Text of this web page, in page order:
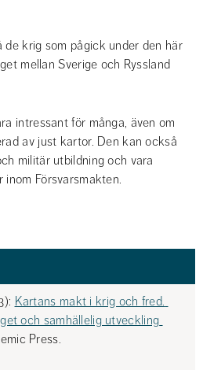
de krig som pågick under den här
mellan Sverige och Ryssland
intressant för många, även om
av just kartor. Den kan också
militär utbildning och vara
Försvarsmakten.
Kartans makt i krig och fred.
och samhällelig utveckling
Press.